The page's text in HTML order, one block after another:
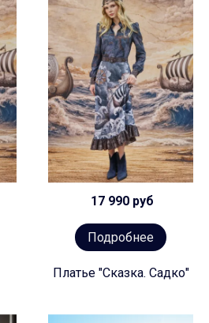
17 990 руб
Подробнее
Платье "Сказка. Садко"